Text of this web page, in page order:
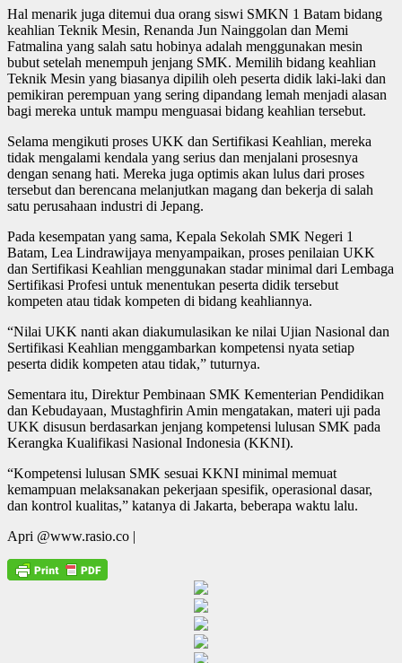
Hal menarik juga ditemui dua orang siswi SMKN 1 Batam bidang
keahlian Teknik Mesin, Renanda Jun Nainggolan dan Memi
Fatmalina yang salah satu hobinya adalah menggunakan mesin
bubut setelah menempuh jenjang SMK. Memilih bidang keahlian
Teknik Mesin yang biasanya dipilih oleh peserta didik laki-laki dan
pemikiran perempuan yang sering dipandang lemah menjadi alasan
bagi mereka untuk mampu menguasai bidang keahlian tersebut.
Selama mengikuti proses UKK dan Sertifikasi Keahlian, mereka
tidak mengalami kendala yang serius dan menjalani prosesnya
dengan senang hati. Mereka juga optimis akan lulus dari proses
tersebut dan berencana melanjutkan magang dan bekerja di salah
satu perusahaan industri di Jepang.
Pada kesempatan yang sama, Kepala Sekolah SMK Negeri 1
Batam, Lea Lindrawijaya menyampaikan, proses penilaian UKK
dan Sertifikasi Keahlian menggunakan stadar minimal dari Lembaga
Sertifikasi Profesi untuk menentukan peserta didik tersebut
kompeten atau tidak kompeten di bidang keahliannya.
“Nilai UKK nanti akan diakumulasikan ke nilai Ujian Nasional dan
Sertifikasi Keahlian menggambarkan kompetensi nyata setiap
peserta didik kompeten atau tidak,” tuturnya.
Sementara itu, Direktur Pembinaan SMK Kementerian Pendidikan
dan Kebudayaan, Mustaghfirin Amin mengatakan, materi uji pada
UKK disusun berdasarkan jenjang kompetensi lulusan SMK pada
Kerangka Kualifikasi Nasional Indonesia (KKNI).
“Kompetensi lulusan SMK sesuai KKNI minimal memuat
kemampuan melaksanakan pekerjaan spesifik, operasional dasar,
dan kontrol kualitas,” katanya di Jakarta, beberapa waktu lalu.
Apri @www.rasio.co |